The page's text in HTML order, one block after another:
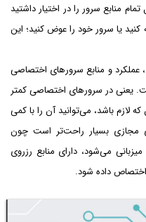
منابع سرور را در اختیار داشتید
یا سرور خود را عوض کنید؛ این
عملکرد و منابع سرورهای اختصاصی
یعنی در سرورهای اختصاصی کمتر
که لازم باشد، می‌توانید آن را با کمی
مجازی بسیار راحت‌تر است چون
می‌شود، دارای منابع رزروی
داده شود.